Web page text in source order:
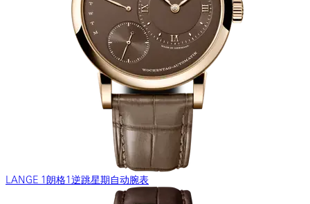
LANGE 1朗格1逆跳星期自动腕表